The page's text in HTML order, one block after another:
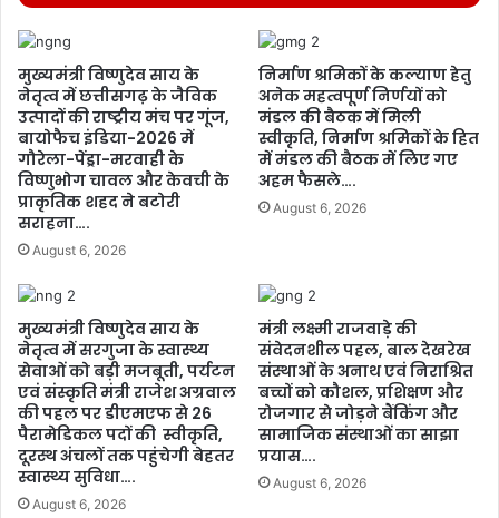
मुख्यमंत्री विष्णुदेव साय के
नेतृत्व में छत्तीसगढ़ के जैविक
उत्पादों की राष्ट्रीय मंच पर गूंज,
बायोफैच इंडिया-2026 में
गौरेला-पेंड्रा-मरवाही के
विष्णुभोग चावल और केवची के
प्राकृतिक शहद ने बटोरी
सराहना….
August 6, 2026
निर्माण श्रमिकों के कल्याण हेतु
अनेक महत्वपूर्ण निर्णयों को
मंडल की बैठक में मिली
स्वीकृति, निर्माण श्रमिकों के हित
में मंडल की बैठक में लिए गए
अहम फैसले….
August 6, 2026
मुख्यमंत्री विष्णुदेव साय के
नेतृत्व में सरगुजा के स्वास्थ्य
सेवाओं को बड़ी मजबूती, पर्यटन
एवं संस्कृति मंत्री राजेश अग्रवाल
की पहल पर डीएमएफ से 26
पैरामेडिकल पदों की स्वीकृति,
दूरस्थ अंचलों तक पहुंचेगी बेहतर
स्वास्थ्य सुविधा….
August 6, 2026
मंत्री लक्ष्मी राजवाड़े की
संवेदनशील पहल, बाल देखरेख
संस्थाओं के अनाथ एवं निराश्रित
बच्चों को कौशल, प्रशिक्षण और
रोजगार से जोड़ने बैंकिंग और
सामाजिक संस्थाओं का साझा
प्रयास….
August 6, 2026